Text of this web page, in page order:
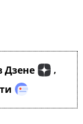
Дзене ,